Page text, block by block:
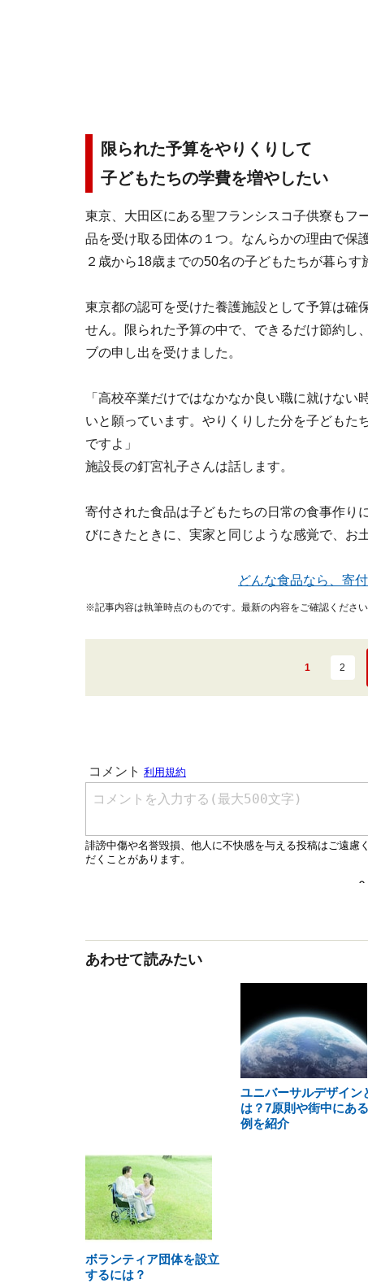
限られた予算をやりくりして
子どもたちの学費を増やしたい
東京、大田区にある聖フランシスコ子供寮もフ
品を受け取る団体の１つ。なんらかの理由で保
２歳から18歳までの50名の子どもたちが暮らす
東京都の認可を受けた養護施設として予算は確
せん。限られた予算の中で、できるだけ節約し
ブの申し出を受けました。
「高校卒業だけではなかなか良い職に就けな
いと願っています。やりくりした分を子どもた
ですよ」
施設長の釘宮礼子さんは話します。
寄付された食品は子どもたちの日常の食事作り
びにきたときに、実家と同じような感覚で、お
どんな食品なら、寄
※記事内容は執筆時点のものです。最新の内容をご確認ください
1 2
あわせて読みたい
ユニバーサルデザイン
は？7原則や街中にある
例を紹介
ボランティア団体を設立
するには？